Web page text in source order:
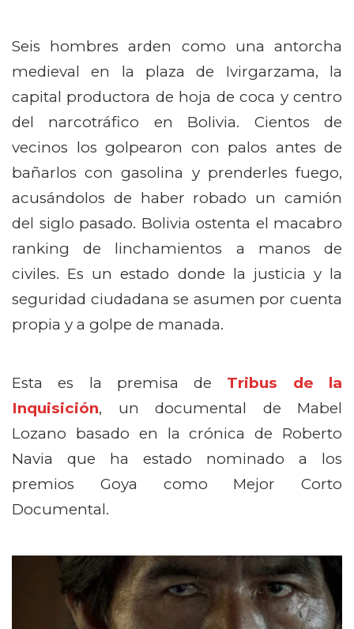
Seis hombres arden como una antorcha
medieval en la plaza de Ivirgarzama, la
capital productora de hoja de coca y centro
del narcotráfico en Bolivia. Cientos de
vecinos los golpearon con palos antes de
bañarlos con gasolina y prenderles fuego,
acusándolos de haber robado un camión
del siglo pasado. Bolivia ostenta el macabro
ranking de linchamientos a manos de
civiles. Es un estado donde la justicia y la
seguridad ciudadana se asumen por cuenta
propia y a golpe de manada.
Esta es la premisa de Tribus de la
Inquisición, un documental de Mabel
Lozano basado en la crónica de Roberto
Navia que ha estado nominado a los
premios Goya como Mejor Corto
Documental.